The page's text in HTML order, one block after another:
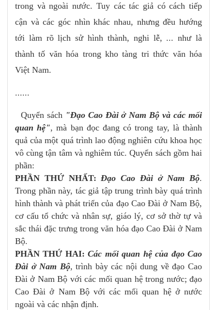
trong và ngoài nước. Tuy các tác giả có cách tiếp
cận và các góc nhìn khác nhau, nhưng đều hướng
tới làm rõ lịch sử hình thành, nghi lễ, ... như là
thành tố văn hóa trong kho tàng tri thức văn hóa
Việt Nam.
......
Quyển sách "Đạo Cao Đài ở Nam Bộ và các mối
quan hệ", mà bạn đọc đang có trong tay, là thành
quả của một quá trình lao động nghiên cứu khoa học
vô cùng tận tâm và nghiêm túc. Quyển sách gồm hai
phần:
PHẦN THỨ NHẤT: Đạo Cao Đài ở Nam Bộ.
Trong phần này, tác giả tập trung trình bày quá trình
hình thành và phát triển của đạo Cao Đài ở Nam Bộ,
cơ cấu tổ chức và nhân sự, giáo lý, cơ sở thờ tự và
sắc thái đặc trưng trong văn hóa đạo Cao Đài ở Nam
Bộ.
PHẦN THỨ HAI:Các mối quan hệ của đạo Cao
Đài ở Nam Bộ, trình bày các nội dung về đạo Cao
Đài ở Nam Bộ với các mối quan hệ trong nước; đạo
Cao Đài ở Nam Bộ với các mối quan hệ ở nước
ngoài và các nhận định.